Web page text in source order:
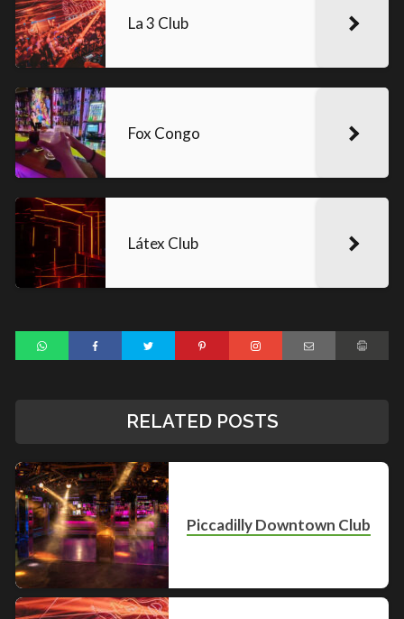
La 3 Club
Fox Congo
Látex Club
RELATED POSTS
Piccadilly Downtown Club